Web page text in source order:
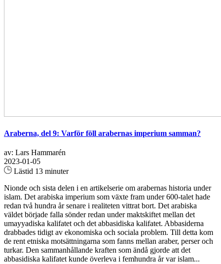
Araberna, del 9: Varför föll arabernas imperium samman?
av: Lars Hammarén
2023-01-05
Lästid 13 minuter
Nionde och sista delen i en artikelserie om arabernas historia under
islam. Det arabiska imperium som växte fram under 600-talet hade
redan två hundra år senare i realiteten vittrat bort. Det arabiska
väldet började falla sönder redan under maktskiftet mellan det
umayyadiska kalifatet och det abbasidiska kalifatet. Abbasiderna
drabbades tidigt av ekonomiska och sociala problem. Till detta kom
de rent etniska motsättningarna som fanns mellan araber, perser och
turkar. Den sammanhållande kraften som ändå gjorde att det
abbasidiska kalifatet kunde överleva i femhundra år var islam...